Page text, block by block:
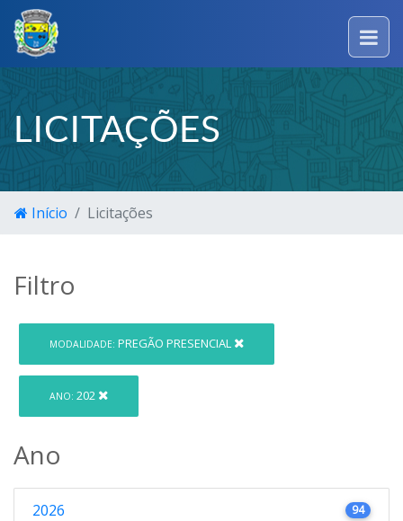
LICITAÇÕES
Início Licitações
Filtro
MODALIDADE: PREGÃO PRESENCIAL
ANO: 202
Ano
2026 94